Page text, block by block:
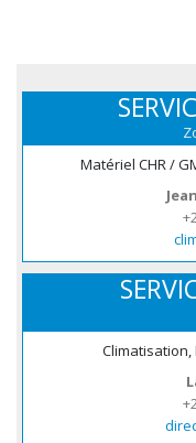
Matériel CHR /
Climatisation,